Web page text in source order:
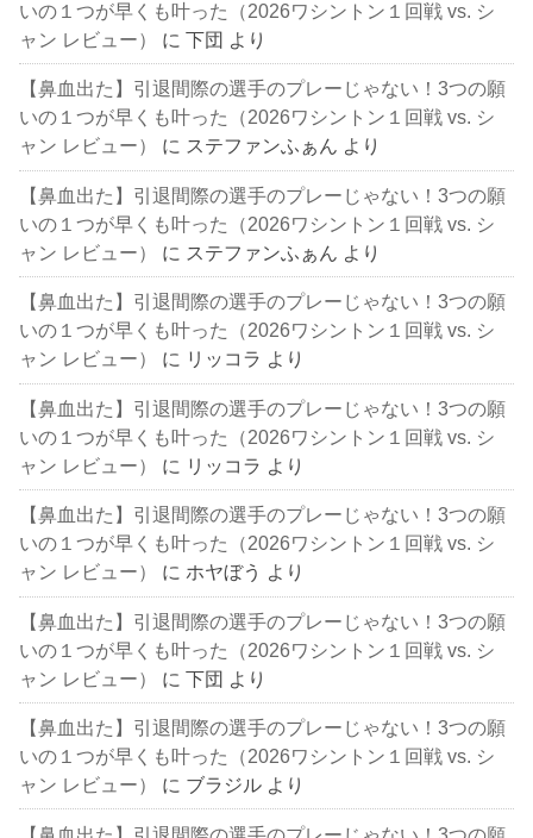
いの１つが早くも叶った（2026ワシントン１回戦 vs. シ
ャン レビュー）
に下団 より
【鼻血出た】引退間際の選手のプレーじゃない！3つの願
いの１つが早くも叶った（2026ワシントン１回戦 vs. シ
ャン レビュー）
に ステファンふぁん より
【鼻血出た】引退間際の選手のプレーじゃない！3つの願
いの１つが早くも叶った（2026ワシントン１回戦 vs. シ
ャン レビュー）
に ステファンふぁん より
【鼻血出た】引退間際の選手のプレーじゃない！3つの願
いの１つが早くも叶った（2026ワシントン１回戦 vs. シ
ャン レビュー）
に リッコラ より
【鼻血出た】引退間際の選手のプレーじゃない！3つの願
いの１つが早くも叶った（2026ワシントン１回戦 vs. シ
ャン レビュー）
に リッコラ より
【鼻血出た】引退間際の選手のプレーじゃない！3つの願
いの１つが早くも叶った（2026ワシントン１回戦 vs. シ
ャン レビュー）
に ホヤぼう より
【鼻血出た】引退間際の選手のプレーじゃない！3つの願
いの１つが早くも叶った（2026ワシントン１回戦 vs. シ
ャン レビュー）
に下団 より
【鼻血出た】引退間際の選手のプレーじゃない！3つの願
いの１つが早くも叶った（2026ワシントン１回戦 vs. シ
ャン レビュー）
に ブラジル より